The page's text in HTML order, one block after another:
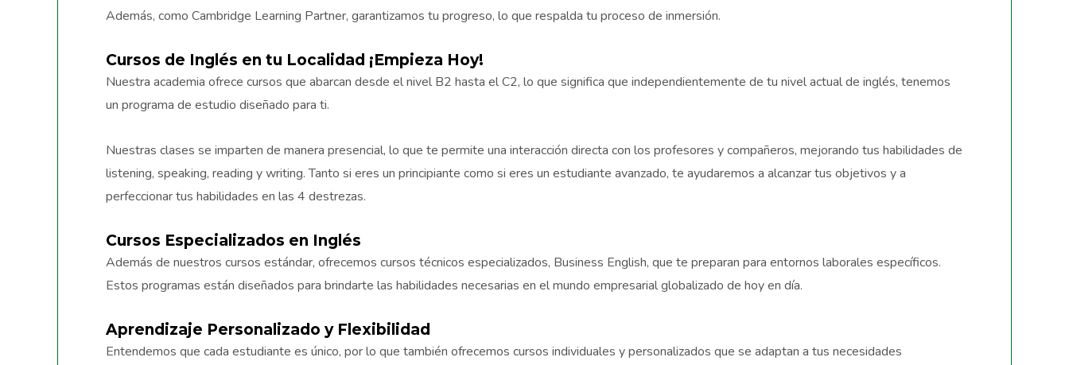
Además, como Cambridge Learning Partner, garantizamos tu progreso, lo que respalda tu proceso de inmersión.
Cursos de Inglés en tu Localidad ¡Empieza Hoy!
Nuestra academia ofrece cursos que abarcan desde el nivel B2 hasta el C2, lo que significa que independientemente de tu nivel actual de inglés, tenemos
un programa de estudio diseñado para ti.
Nuestras clases se imparten de manera presencial, lo que te permite una interacción directa con los profesores y compañeros, mejorando tus habilidades de
listening, speaking, reading y writing. Tanto si eres un principiante como si eres un estudiante avanzado, te ayudaremos a alcanzar tus objetivos y a
perfeccionar tus habilidades en las 4 destrezas.
Cursos Especializados en Inglés
Además de nuestros cursos estándar, ofrecemos cursos técnicos especializados, Business English, que te preparan para entornos laborales específicos.
Estos programas están diseñados para brindarte las habilidades necesarias en el mundo empresarial globalizado de hoy en día.
Aprendizaje Personalizado y Flexibilidad
Entendemos que cada estudiante es único, por lo que también ofrecemos cursos individuales y personalizados que se adaptan a tus necesidades